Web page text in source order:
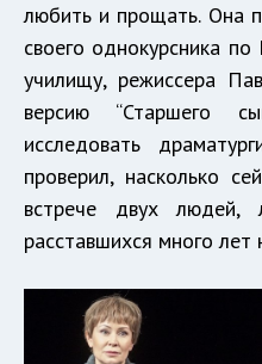
любить и прощать. Она
своего однокурсника
училищу, режиссера
версию “Старшего
исследовать
проверил, насколько
встрече двух людей,
расставшихся много лет